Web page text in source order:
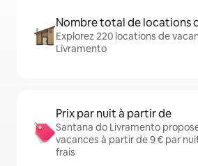
Nombre total de locations
Explorez 220 locations de
Livramento
Prix par nuit à partir de
Santana do Livramento
vacances à partir de 9 € par
frais